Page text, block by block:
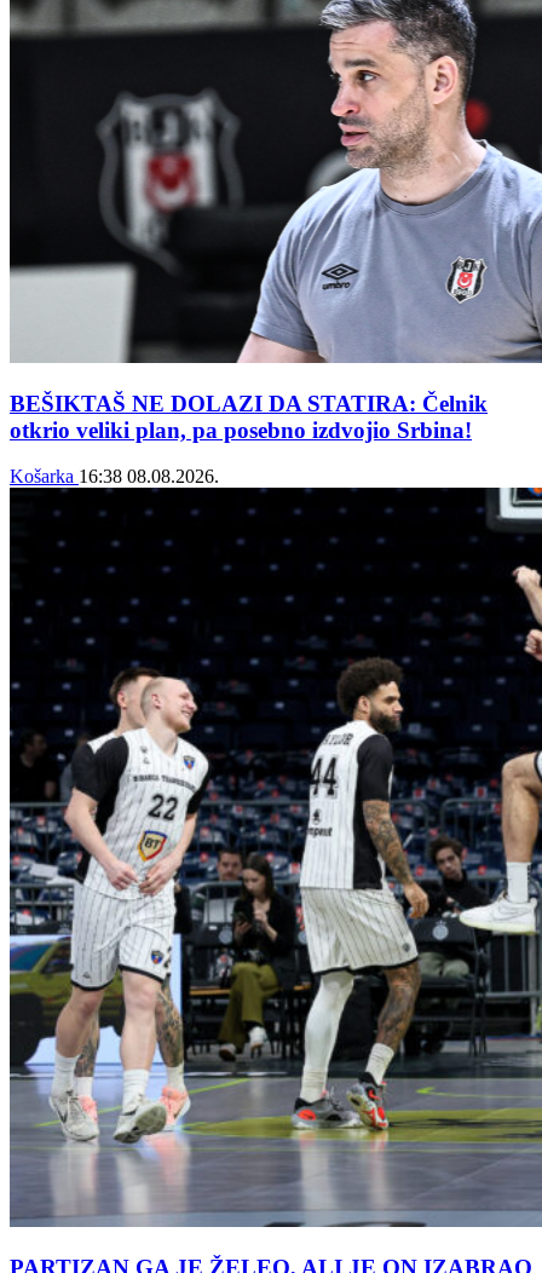
BEŠIKTAŠ NE DOLAZI DA STATIRA: Čelnik
otkrio veliki plan, pa posebno izdvojio Srbina!
Košarka 16:38 08.08.2026.
PARTIZAN GA JE ŽELEO, ALI JE ON IZABRAO